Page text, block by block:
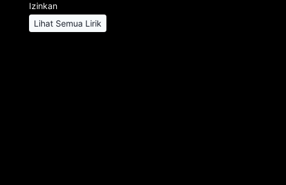
Izinkan
Lihat Semua Lirik